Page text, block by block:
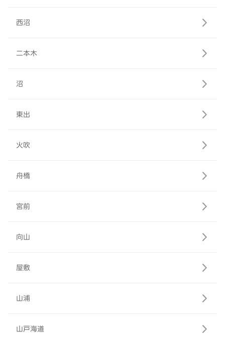
西沼
二本木
沼
東出
火吹
舟橋
宮前
向山
屋敷
山浦
山戸海道